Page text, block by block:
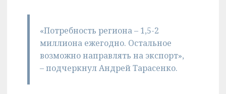
«Потребность региона – 1,5-2
миллиона ежегодно. Остальное
возможно направлять на экспорт»,
– подчеркнул Андрей Тарасенко.